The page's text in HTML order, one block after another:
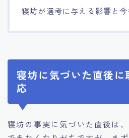
寝坊が選考に与える影響と
寝坊に気づいた直後に
応
寝坊の事実に気づいた直後は